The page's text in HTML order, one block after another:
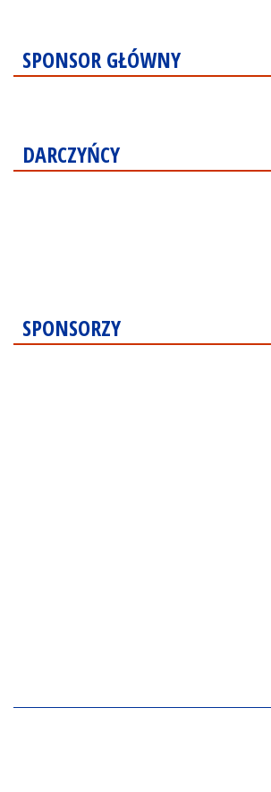
SPONSOR GŁÓWNY
DARCZYŃCY
SPONSORZY